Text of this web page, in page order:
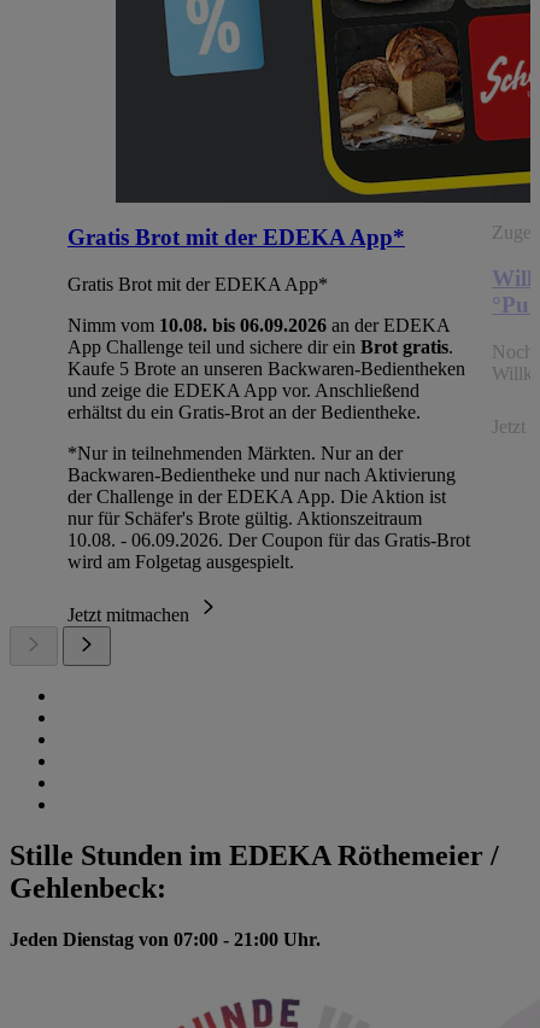
Gratis Brot mit der EDEKA App*
Gratis Brot mit der EDEKA App*
Nimm vom 10.08. bis 06.09.2026 an der EDEKA
App Challenge teil und sichere dir ein Brot gratis.
Kaufe 5 Brote an unseren Backwaren-Bedientheken
und zeige die EDEKA App vor. Anschließend
erhältst du ein Gratis-Brot an der Bedientheke.
*Nur in teilnehmenden Märkten. Nur an der
Backwaren-Bedientheke und nur nach Aktivierung
der Challenge in der EDEKA App. Die Aktion ist
nur für Schäfer's Brote gültig. Aktionszeitraum
10.08. - 06.09.2026. Der Coupon für das Gratis-Brot
wird am Folgetag ausgespielt.
Jetzt mitmachen
Noch
Jetzt
Stille Stunden im EDEKA Röthemeier /
Gehlenbeck:
Jeden Dienstag von 07:00 - 21:00 Uhr.